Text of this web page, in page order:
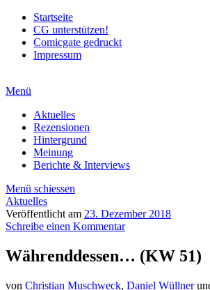
Startseite
CG unterstützen!
Comicgate gedruckt
Impressum
Menü
Aktuelles
Rezensionen
Hintergrund
Meinung
Berichte & Interviews
Menü schiessen
Aktuelles
Veröffentlicht am 23. Dezember 2018
Schreibe einen Kommentar
Währenddessen… (KW 51)
von Christian Muschweck, Daniel Wüllner